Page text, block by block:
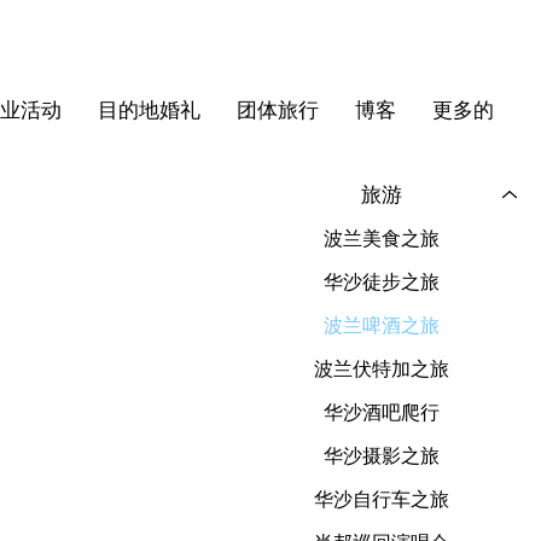
活动 目的地婚礼 团体旅行 博客 更多的
旅游
波兰美食之旅
华沙徒步之旅
波兰啤酒之旅
波兰伏特加之旅
华沙酒吧爬行
华沙摄影之旅
华沙自行车之旅